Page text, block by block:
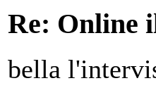
Re: Online
bella